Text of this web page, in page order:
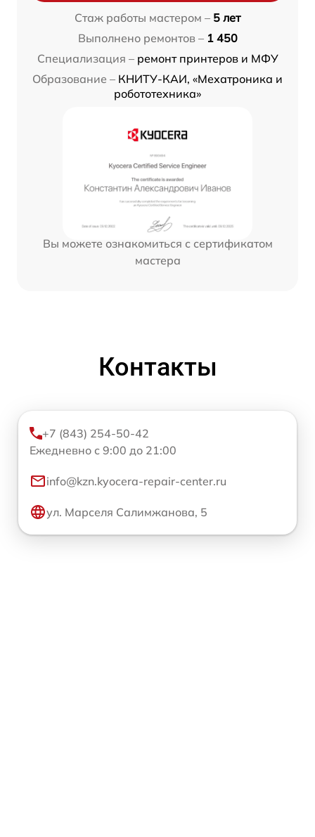
Стаж работы мастером – 5 лет
Выполнено ремонтов – 1 450
Специализация – ремонт принтеров и МФУ
Образование – КНИТУ-КАИ, «Мехатроника и
робототехника»
Вы можете ознакомиться с сертификатом
мастера
Контакты
+7 (843) 254-50-42
Ежедневно с 9:00 до 21:00
info@kzn.kyocera-repair-center.ru
ул. Марселя Салимжанова, 5